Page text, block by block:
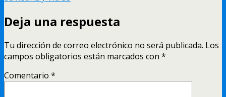
Deja una respuesta
Tu dirección de correo electrónico no será publicada. Los
campos obligatorios están marcados con *
Comentario *